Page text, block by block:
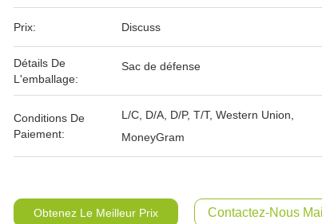
Prix: Discuss
Détails De
L'emballage:
Sac de défense
Conditions De
Paiement:
L/C, D/A, D/P, T/T, Western Union,
MoneyGram
Obtenez Le Meilleur Prix Contactez-Nous